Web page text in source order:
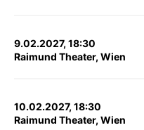
9.02.2027, 18:30
Raimund Theater, Wien
10.02.2027, 18:30
Raimund Theater, Wien